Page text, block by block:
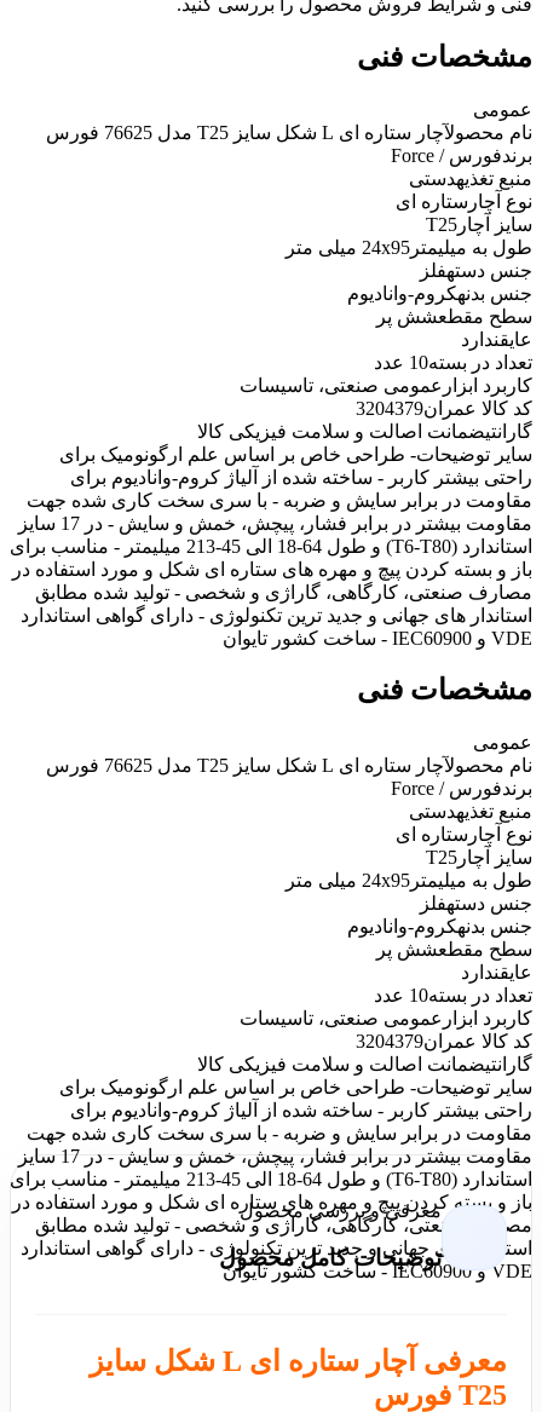
مشخصات فنی
عمومی
نام محصولآچار ستاره ای L شکل سایز T25 مدل 76625 فورس
برندفورس / Force
منبع تغذیهدستی
نوع آچار ستاره ای
سایز آچار T25
طول به میلیمتر 24x95 میلی متر
جنس دستهفلز
جنس بدنهکروم-وانادیوم
سطح مقطعشش پر
عایقندارد
تعداد در بسته10 عدد
کاربرد ابزار عمومی صنعتی، تاسیسات
کد کالا عمران3204379
گارانتیضمانت اصالت و سلامت فیزیکی کالا
سایر توضیحات- طراحی خاص بر اساس علم ارگونومیک برای
راحتی بیشتر کاربر - ساخته شده از آلیاژ کروم-وانادیوم برای
مقاومت در برابر سایش و ضربه - با سری سخت کاری شده جهت
مقاومت بیشتر در برابر فشار، پیچش، خمش و سایش - در 17 سایز
استاندارد (T6-T80) و طول 64-18 الی 45-213 میلیمتر - مناسب برای
باز و بسته کردن پیچ و مهره های ستاره ای شکل و مورد استفاده در
مصارف صنعتی، کارگاهی، گاراژی و شخصی - تولید شده مطابق
استاندار های جهانی و جدید ترین تکنولوژی - دارای گواهی استاندارد
VDE و IEC60900 - ساخت کشور تایوان
مشخصات فنی
عمومی
نام محصولآچار ستاره ای L شکل سایز T25 مدل 76625 فورس
برندفورس / Force
منبع تغذیهدستی
نوع آچار ستاره ای
سایز آچار T25
طول به میلیمتر 24x95 میلی متر
جنس دستهفلز
جنس بدنهکروم-وانادیوم
سطح مقطعشش پر
عایقندارد
تعداد در بسته10 عدد
کاربرد ابزار عمومی صنعتی، تاسیسات
کد کالا عمران3204379
گارانتیضمانت اصالت و سلامت فیزیکی کالا
سایر توضیحات- طراحی خاص بر اساس علم ارگونومیک برای
راحتی بیشتر کاربر - ساخته شده از آلیاژ کروم-وانادیوم برای
مقاومت در برابر سایش و ضربه - با سری سخت کاری شده جهت
مقاومت بیشتر در برابر فشار، پیچش، خمش و سایش - در 17 سایز
استاندارد (T6-T80) و طول 64-18 الی 45-213 میلیمتر - مناسب برای
باز و بسته کردن پیچ و مهره های ستاره ای شکل و مورد استفاده در
مصارف صنعتی، کارگاهی، گاراژی و شخصی - تولید شده مطابق
استاندار های جهانی و جدید ترین تکنولوژی - دارای گواهی استاندارد
VDE و IEC60900 - ساخت کشور تایوان
معرفی و بررسی محصول
توضیحات کامل محصول
معرفی آچار ستاره ای L شکل سایز
T25 فورس